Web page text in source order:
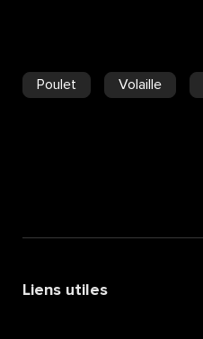
auf seinem Blog.
Poulet Volaille
Liens utiles